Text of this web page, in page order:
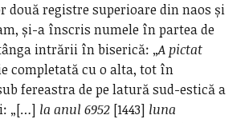
două registre superioare din naos și
și-a înscris numele în partea de
intrării în biserică: „A pictat
completată cu o alta, tot în
fereastra de pe latură sud-estică a
„[…] la anul 6952[1443] luna